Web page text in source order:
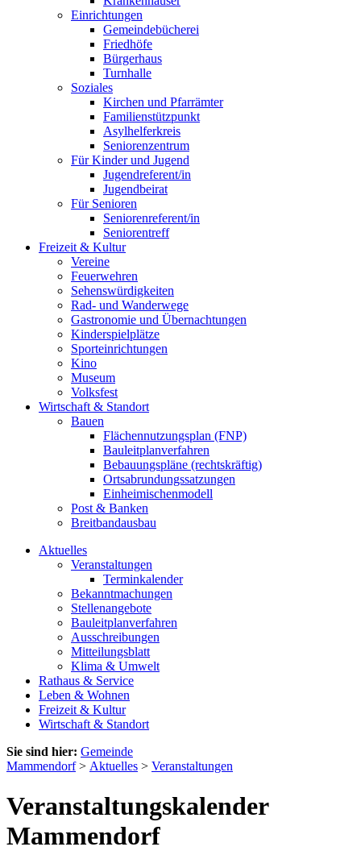
Einrichtungen
Gemeindebücherei
Friedhöfe
Bürgerhaus
Turnhalle
Soziales
Kirchen und Pfarrämter
Familienstützpunkt
Asylhelferkreis
Seniorenzentrum
Für Kinder und Jugend
Jugendreferent/in
Jugendbeirat
Für Senioren
Seniorenreferent/in
Seniorentreff
Freizeit & Kultur
Vereine
Feuerwehren
Sehenswürdigkeiten
Rad- und Wanderwege
Gastronomie und Übernachtungen
Kinderspielplätze
Sporteinrichtungen
Kino
Museum
Volksfest
Wirtschaft & Standort
Bauen
Flächennutzungsplan (FNP)
Bauleitplanverfahren
Bebauungspläne (rechtskräftig)
Ortsabrundungssatzungen
Einheimischenmodell
Post & Banken
Breitbandausbau
Aktuelles
Veranstaltungen
Terminkalender
Bekanntmachungen
Stellenangebote
Bauleitplanverfahren
Ausschreibungen
Mitteilungsblatt
Klima & Umwelt
Rathaus & Service
Leben & Wohnen
Freizeit & Kultur
Wirtschaft & Standort
Sie sind hier: Gemeinde
Mammendorf> Aktuelles > Veranstaltungen
Veranstaltungskalender
Mammendorf